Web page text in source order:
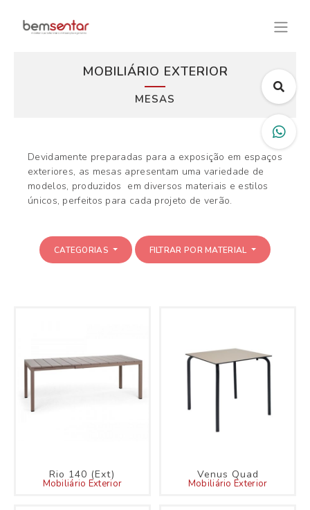
MOBILIÁRIO EXTERIOR
MESAS
Devidamente preparadas para a exposição em espaços
exteriores, as mesas apresentam uma variedade de
modelos, produzidos em diversos materiais e estilos
únicos, perfeitos para cada projeto de verão.
CATEGORIAS FILTRAR POR MATERIAL
Rio 140 (Ext)
Mobiliário Exterior
Venus Quad
Mobiliário Exterior